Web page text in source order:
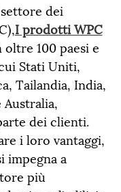
dei
I prodotti WPC
100 paesi e
Stati Uniti,
Tailandia, India,
Australia,
dei clienti.
i loro vantaggi,
impegna a
più